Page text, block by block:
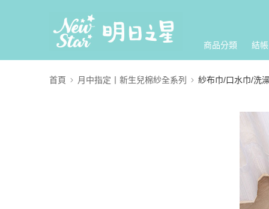
商品分類 結
首頁 月中指定丨新生兒棉紗全系列 紗布巾/口水巾/洗